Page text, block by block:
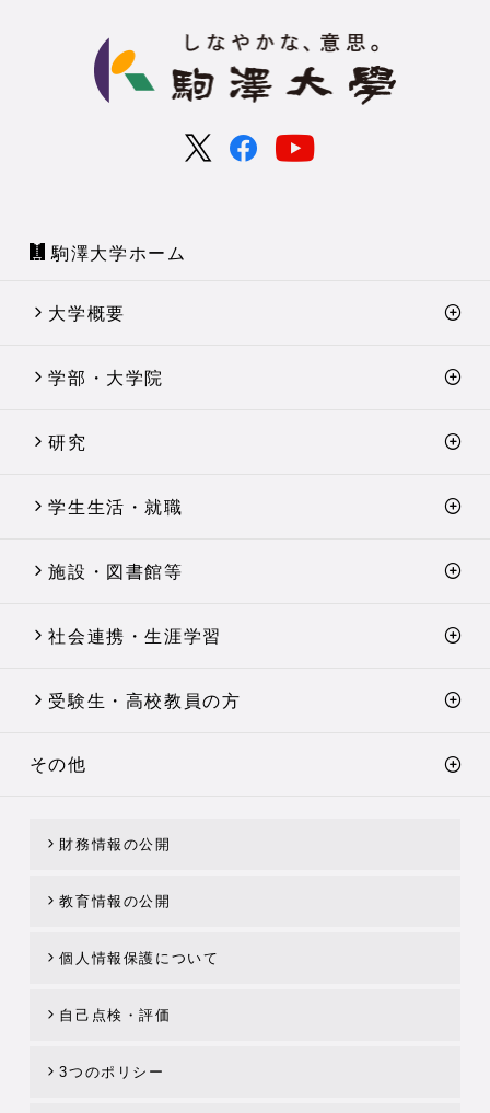
駒澤大学ホーム
大学概要
学部・大学院
研究
学生生活・就職
施設・図書館等
社会連携・生涯学習
受験生・高校教員の方
その他
財務情報の公開
教育情報の公開
個人情報保護について
自己点検・評価
3つのポリシー